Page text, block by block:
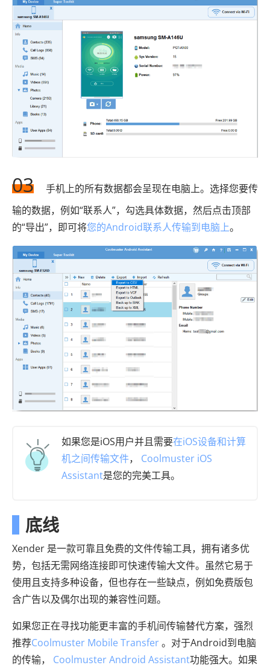
03
手机上的所有数据都会呈现在电脑上。选择您要传
输的数据，例如“联系人”，勾选具体数据，然后点击顶部
的“导出”，即可将您的Android联系人传输到电脑上。
如果您是iOS用户并且需要在iOS设备和计算
机之间传输文件， Coolmuster iOS
Assistant是您的完美工具。
底线
Xender 是一款可靠且免费的文件传输工具，拥有诸多优
势，包括无需网络连接即可快速传输大文件。虽然它易于
使用且支持多种设备，但也存在一些缺点，例如免费版包
含广告以及偶尔出现的兼容性问题。
如果您正在寻找功能更丰富的手机间传输替代方案，强烈
推荐Coolmuster Mobile Transfer。对于Android到电脑
的传输， Coolmuster Android Assistant功能强大。如果